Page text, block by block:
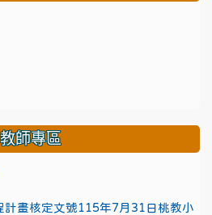
教師專區
畫核定文號115年7月31日桃教小